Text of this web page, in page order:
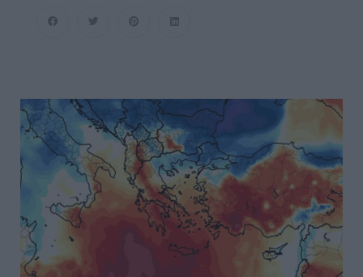
Το
Ατύχημα
Και
Θα